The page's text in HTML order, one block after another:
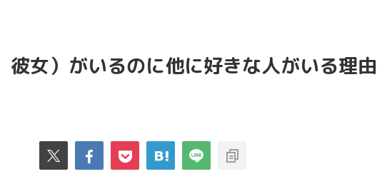
彼女）がいるのに他に好きな人がいる理由